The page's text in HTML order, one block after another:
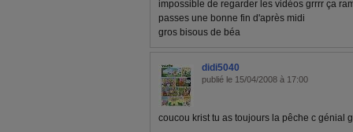
impossible de regarder les vidéos grrrr ça
passes une bonne fin d'après midi
gros bisous de béa
didi5040
publié le 15/04/2008 à 17:00
coucou krist tu as toujours la pêche c génial